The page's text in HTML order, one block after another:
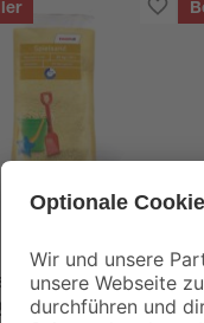
beige 0-2
kg